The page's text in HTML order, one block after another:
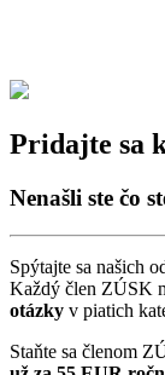
Pridajte sa
Nenašli ste čo
Spýtajte sa našich
Každý člen ZÚSK
otázky v piatich
Staňte sa členom